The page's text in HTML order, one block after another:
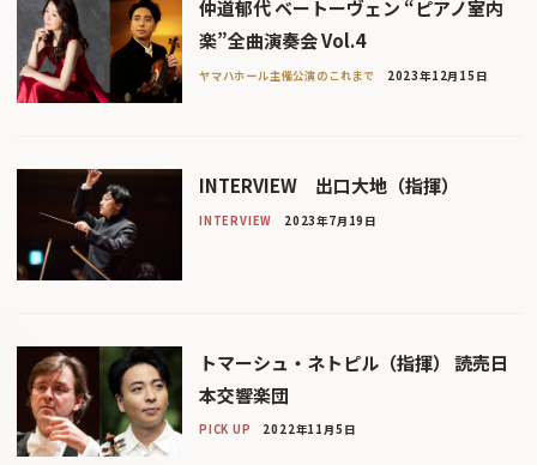
仲道郁代 ベートーヴェン “ピアノ室内
楽”全曲演奏会 Vol.4
ヤマハホール主催公演のこれまで 2023年12月15日
INTERVIEW 出口大地（指揮）
INTERVIEW 2023年7月19日
トマーシュ・ネトピル（指揮） 読売日
本交響楽団
PICK UP 2022年11月5日